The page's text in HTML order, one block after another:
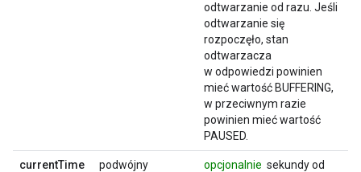
odtwarzanie od razu. Jeśli
odtwarzanie się
rozpoczęło, stan
odtwarzacza
w odpowiedzi powinien
mieć wartość BUFFERING,
w przeciwnym razie
powinien mieć wartość
PAUSED.
currentTime podwójny opcjonalnie sekundy od